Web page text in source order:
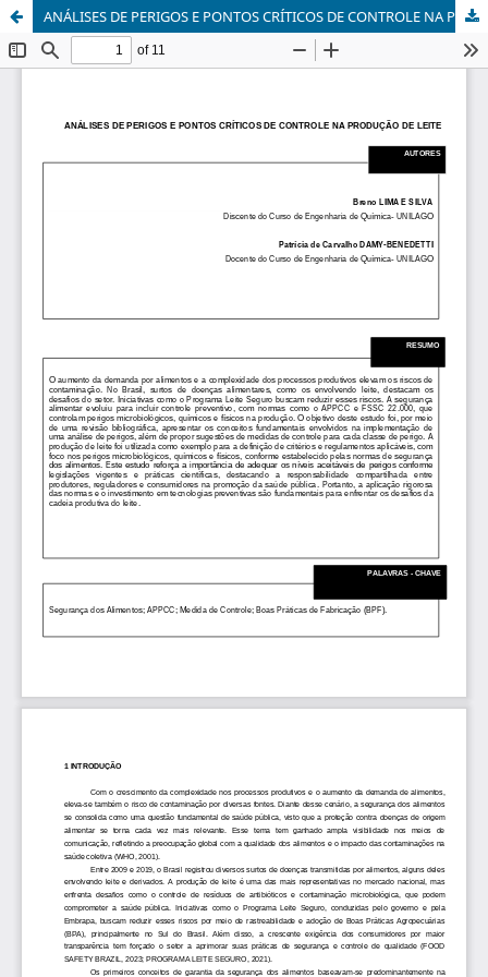
ANÁLISES DE PERIGOS E PONTOS CRÍTICOS DE CONTROLE NA PRODUÇÃO DE LEITE